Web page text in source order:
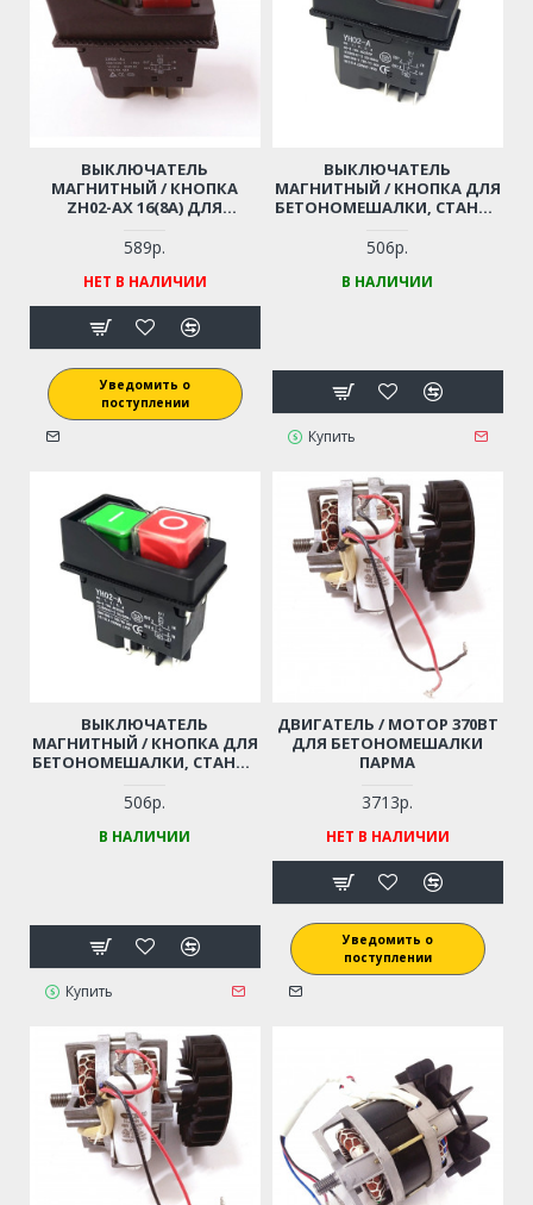
ВЫКЛЮЧАТЕЛЬ
МАГНИТНЫЙ / КНОПКА
ZH02-AX 16(8A) ДЛЯ
КОМПРЕССОРА (4
КОНТАКТА)
589р.
НЕТ В НАЛИЧИИ
Уведомить о
поступлении
ВЫКЛЮЧАТЕЛЬ
МАГНИТНЫЙ / КНОПКА ДЛЯ
БЕТОНОМЕШАЛКИ, СТАНКА
ВОДОНЕПРОНИЦАЕМЫЙ)
506р.
В НАЛИЧИИ
Купить
ВЫКЛЮЧАТЕЛЬ
МАГНИТНЫЙ / КНОПКА ДЛЯ
БЕТОНОМЕШАЛКИ, СТАНКА
ВОДОНЕПРОНИЦАЕМЫЙ)
506р.
В НАЛИЧИИ
Купить
ДВИГАТЕЛЬ / МОТОР 370ВТ
ДЛЯ БЕТОНОМЕШАЛКИ
ПАРМА
3713р.
НЕТ В НАЛИЧИИ
Уведомить о
поступлении